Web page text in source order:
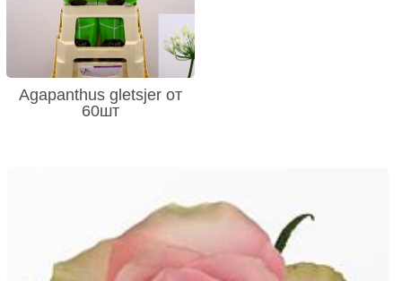
Agapanthus gletsjer от
60шт